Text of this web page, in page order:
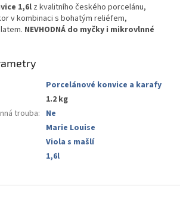
1,6l z kvalitního českého porcelánu,
v kombinaci s bohatým reliéfem,
NEVHODNÁ do myčky i mikrovlnné
Porcelánové konvice a karafy
1.2 kg
trouba: Ne
Marie Louise
Viola s mašlí
1,6l